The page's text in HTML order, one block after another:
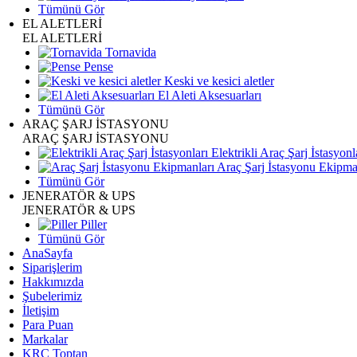
Tümünü Gör
EL ALETLERİ
EL ALETLERİ
Tornavida
Pense
Keski ve kesici aletler
El Aleti Aksesuarları
Tümünü Gör
ARAÇ ŞARJ İSTASYONU
ARAÇ ŞARJ İSTASYONU
Elektrikli Araç Şarj
Araç Şarj İstasyonu
Tümünü Gör
JENERATÖR & UPS
JENERATÖR & UPS
Piller
Tümünü Gör
AnaSayfa
Siparişlerim
Hakkımızda
Şubelerimiz
İletişim
Para Puan
Markalar
KRC Toptan